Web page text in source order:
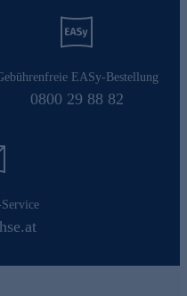
EASy-Bestellung
0800 29 88 82